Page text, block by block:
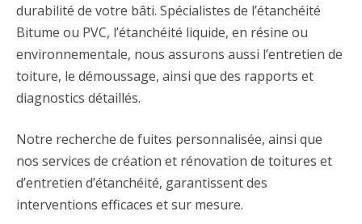
durabilité de votre bâti. Spécialistes de l’étanchéité
Bitume ou PVC, l’étanchéité liquide, en résine ou
environnementale, nous assurons aussi l’entretien de
toiture, le démoussage, ainsi que des rapports et
diagnostics détaillés.
Notre recherche de fuites personnalisée, ainsi que
nos services de création et rénovation de toitures et
d’entretien d’étanchéité, garantissent des
interventions efficaces et sur mesure.